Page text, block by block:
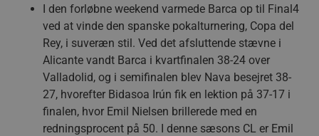
I den forløbne weekend varmede Barca op til Final4
ved at vinde den spanske pokalturnering, Copa del
Rey, i suveræn stil. Ved det afsluttende stævne i
Alicante vandt Barca i kvartfinalen 38-24 over
Valladolid, og i semifinalen blev Nava besejret 38-
27, hvorefter Bidasoa Irún fik en lektion på 37-17 i
finalen, hvor Emil Nielsen brillerede med en
redningsprocent på 50. I denne sæsons CL er Emil